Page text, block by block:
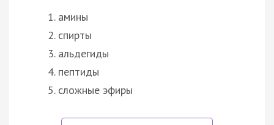
амины
спирты
альдегиды
пептиды
сложные эфиры